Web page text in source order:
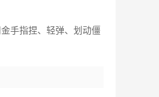
手指捏、轻弹、划动僵